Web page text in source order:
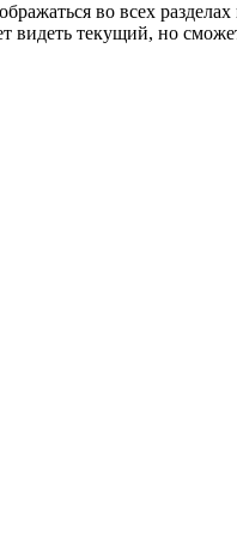
во всех
видеть текущий, но